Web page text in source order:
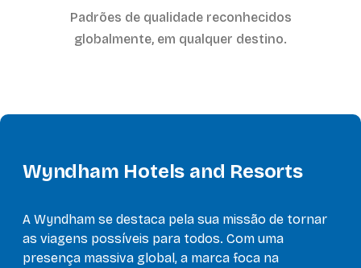
Padrões de qualidade reconhecidos
globalmente, em qualquer destino.
Wyndham Hotels and Resorts
A Wyndham se destaca pela sua missão de tornar
as viagens possíveis para todos. Com uma
presença massiva global, a marca foca na